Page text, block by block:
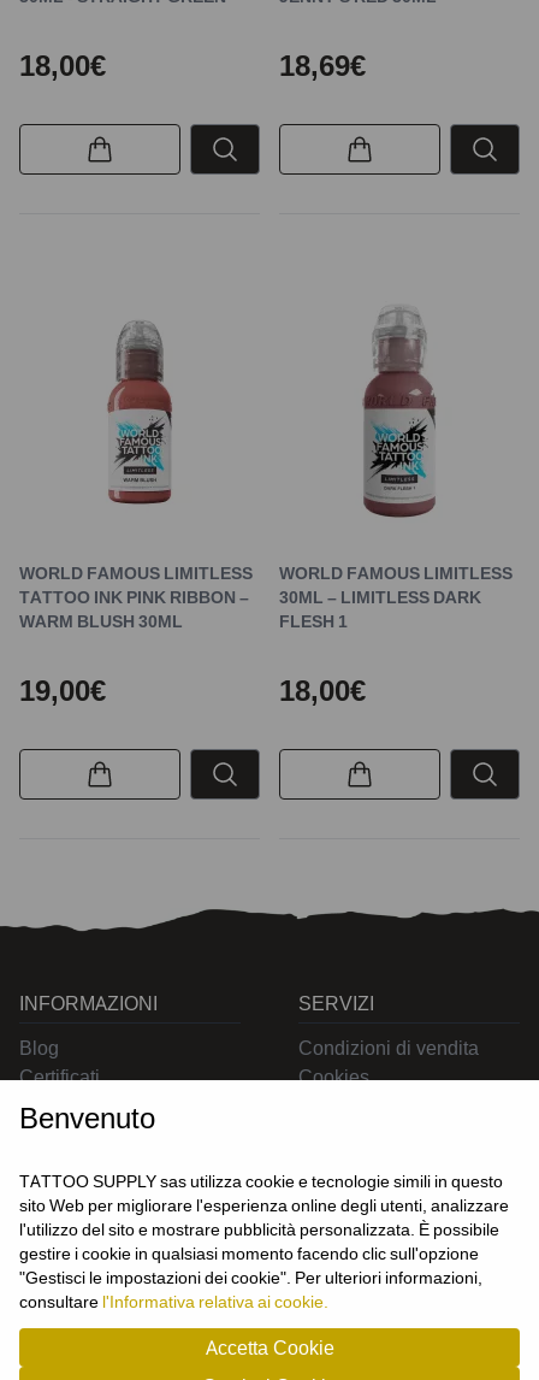
18,00€ 18,69€
WORLD FAMOUS LIMITLESS
TATTOO INK PINK RIBBON –
WARM BLUSH 30ML
19,00€
WORLD FAMOUS LIMITLESS
30ML – LIMITLESS DARK
FLESH 1
18,00€
CONTATTACI
INFORMAZIONI
Blog
Certificati
Contatti
SERVIZI
Condizioni di vendita
Cookies
UTENTE
Login
Registrati
Benvenuto
TATTOO SUPPLY sas utilizza cookie e tecnologie simili in questo
sito Web per migliorare l'esperienza online degli utenti, analizzare
l'utilizzo del sito e mostrare pubblicità personalizzata. È possibile
gestire i cookie in qualsiasi momento facendo clic sull'opzione
"Gestisci le impostazioni dei cookie". Per ulteriori informazioni,
consultare l'Informativa relativa ai cookie.
Accetta Cookie